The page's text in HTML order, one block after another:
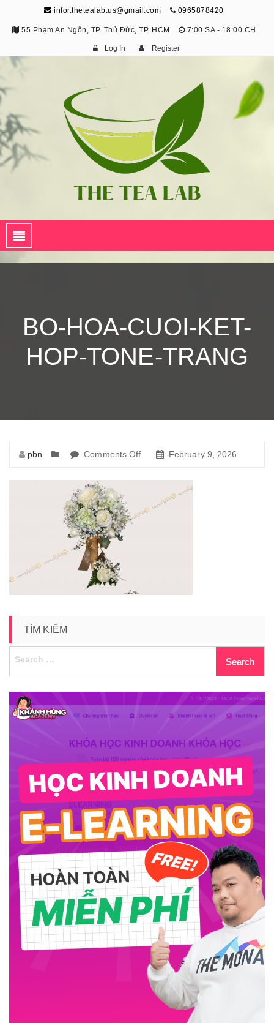
infor.thetealab.us@gmail.com 0965878420
55 Phạm An Ngôn, TP. Thủ Đức, TP. HCM 7:00 SA - 18:00 CH
Log In Register
BO-HOA-CUOI-KET-
HOP-TONE-TRANG
pbn Comments Off
hoa-
ket-
February 9, 2026
TÌM KIẾM
Search